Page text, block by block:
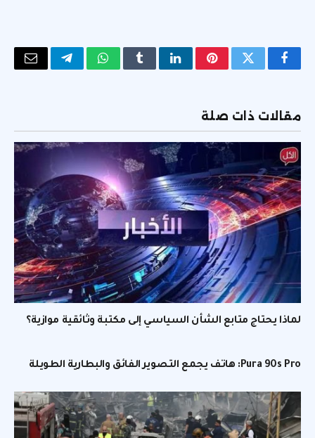
فيسبوكتويتر بينتيريستلينكدإنTumblrواتسابتيلقرامالبريد
مقالات ذات صلة
لماذا يحتاج متابع الشأن السياسي إلى مكتبة وثائقية موازية؟
Pura 90s Pro: هاتف يجمع التصوير الفائق والبطارية الطويلة